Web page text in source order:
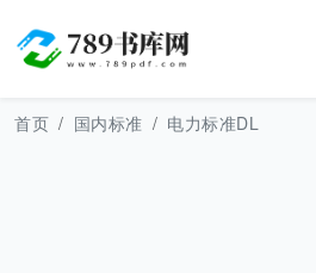
首页 国内标准 电力标准DL